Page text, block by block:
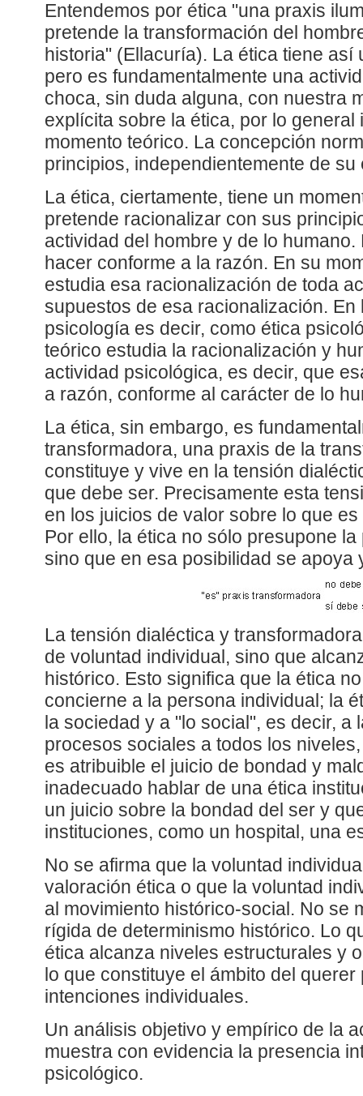
Entendemos por ética "una praxis
pretende la transformación del
historia" (Ellacuría). La ética tiene así
pero es fundamentalmente una
choca, sin duda alguna, con nuestra
explícita sobre la ética, por lo general
momento teórico. La concepción
principios, independientemente de
La ética, ciertamente, tiene un
pretende racionalizar con sus
actividad del hombre y de lo
hacer conforme a la razón. En su
estudia esa racionalización de toda
supuestos de esa racionalización. En
psicología es decir, como ética
teórico estudia la racionalización y
actividad psicológica, es decir, que
a razón, conforme al carácter de lo
La ética, sin embargo, es
transformadora, una praxis de la
constituye y vive en la tensión
que debe ser. Precisamente esta
en los juicios de valor sobre lo que
Por ello, la ética no sólo presupone
sino que en esa posibilidad se apoya
La tensión dialéctica y
de voluntad individual, sino que
histórico. Esto significa que la ética
concierne a la persona individual; la
la sociedad y a "lo social", es decir, a
procesos sociales a todos los
es atribuible el juicio de bondad y
inadecuado hablar de una ética
un juicio sobre la bondad del ser y
instituciones, como un hospital, una
No se afirma que la voluntad
valoración ética o que la voluntad
al movimiento histórico-social. No se
rígida de determinismo histórico. Lo
ética alcanza niveles estructurales y
lo que constituye el ámbito del
intenciones individuales.
Un análisis objetivo y empírico de la
muestra con evidencia la presencia
psicológico.